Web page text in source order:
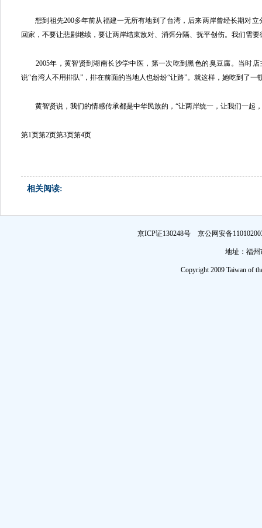
想到祖先200多年前从福建一无所有地到了台湾，后来两岸曾经长期对立
回家，不要让悲剧继续，要让两岸结束敌对、消弭分隔、抚平创伤。我们需要
2005年，黄智贤到湖南长沙学中医，第一次吃到黑色的臭豆腐。当时店
说“台湾人不用排队”，排在前面的当地人也纷纷“让路”。就这样，她吃到了一
黄智贤说，我们的情感传承都是中华民族的，“让两岸统一，让我们一起
第1页第2页第3页第4页
相关阅读:
京ICP证130248号 京公网安备
地址：福州
Copyright 2009 Taiwan of